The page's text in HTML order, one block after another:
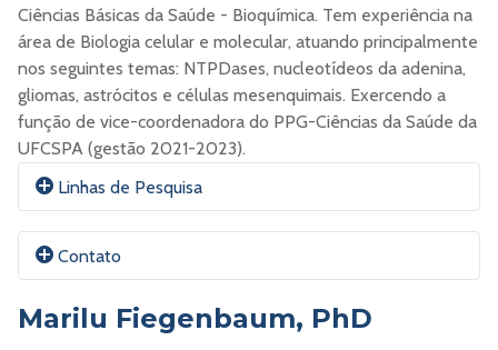
Ciências Básicas da Saúde - Bioquímica. Tem experiência na
área de Biologia celular e molecular, atuando principalmente
nos seguintes temas: NTPDases, nucleotídeos da adenina,
gliomas, astrócitos e células mesenquimais. Exercendo a
função de vice-coordenadora do PPG-Ciências da Saúde da
UFCSPA (gestão 2021-2023).
Linhas de Pesquisa
Pesquisa e modelos pré-clínicos, com o objetivo de
compreender o papel da sinalização purinérgica no
tronco mesenquimais e seu potencial como
Contato
Marilu Fiegenbaum, PhD